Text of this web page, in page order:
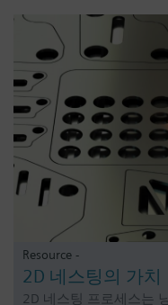
Resource -
2D 네스팅의 가치
2D 네스팅 프로세스는